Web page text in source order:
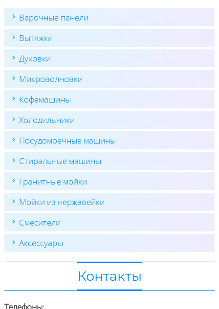
Варочные панели
Вытяжки
Духовки
Микроволновки
Кофемашины
Холодильники
Посудомоечные машины
Стиральные машины
Гранитные мойки
Мойки из нержавейки
Смесители
Аксессуары
Контакты
Телефоны: